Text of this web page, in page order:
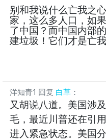
别和我说什么亡我之
家，这么多人口，如
了中国？而中国内部
建垃圾！它们才是亡
洋知青1 回复 白草 ：
又胡说八道。美国涉
毛，最近川普还在引
进入紧急状态。美国